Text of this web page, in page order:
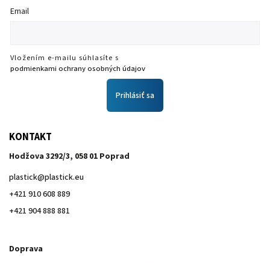
Email
Vložením e-mailu súhlasíte s
podmienkami ochrany osobných údajov
Prihlásiť sa
KONTAKT
Hodžova 3292/3, 058 01 Poprad
plastick@plastick.eu
+421 910 608 889
+421 904 888 881
Doprava